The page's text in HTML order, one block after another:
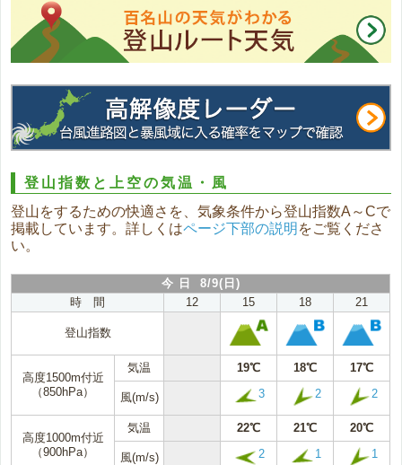
登山指数と上空の気温・風
登山をするための快適さを、気象条件から登山指数A～Cで
掲載しています。詳しくはページ下部の説明 をご覧くださ
い。
今 日 8/9(日)
時 間
12 15 18 21
登山指数
高度1500m付近
（850hPa）
気温 19℃ 18℃ 17℃
風(m/s) 3 2 2
高度1000m付近
（900hPa）
気温 22℃ 21℃ 20℃
風(m/s) 2 1 1